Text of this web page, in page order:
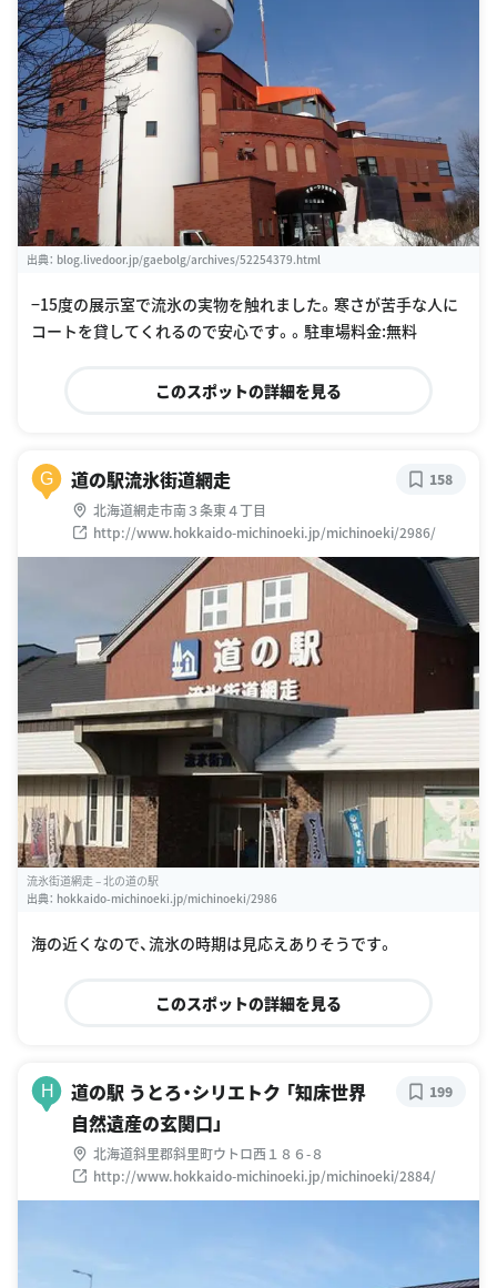
出典： blog.livedoor.jp/gaebolg/archives/52254379.html
−15度の展示室で流氷の実物を触れました。寒さが苦手な人に
コートを貸してくれるので安心です。。駐車場料金:無料
このスポットの詳細を見る
G 道の駅流氷街道網走
北海道網走市南３条東４丁目
http://www.hokkaido-michinoeki.jp/michinoeki/2986/
158
流氷街道網走 – 北の道の駅
出典： hokkaido-michinoeki.jp/michinoeki/2986
海の近くなので、流氷の時期は見応えありそうです。
このスポットの詳細を見る
H
道の駅 うとろ・シリエトク 「知床世界
自然遺産の玄関口」
北海道斜里郡斜里町ウトロ西１８６-８
http://www.hokkaido-michinoeki.jp/michinoeki/2884/
199